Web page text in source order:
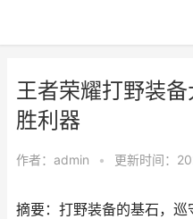
王者荣耀打野装
胜利器
作者： admin • 更新时间：
摘要：打野装备的基石，